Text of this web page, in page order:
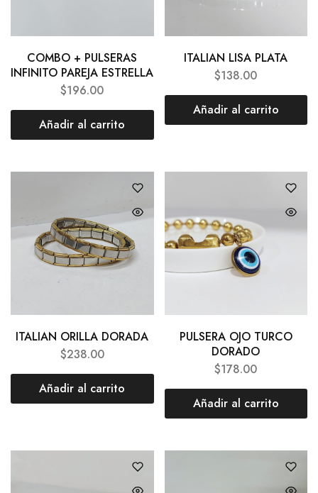
COMBO + PULSERAS
INFINITO PAREJA ESTRELLA
$196.00
Añadir al carrito
ITALIAN LISA PLATA
$138.00
Añadir al carrito
ITALIAN ORILLA DORADA
$238.00
Añadir al carrito
PULSERA OJO TURCO
DORADO
$178.00
Añadir al carrito